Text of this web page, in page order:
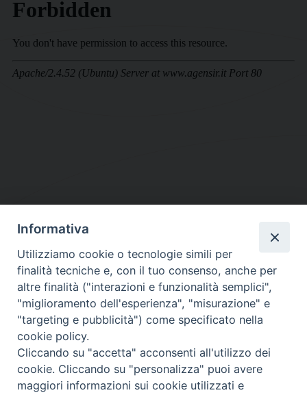
DIOCESI SUBURBICARIA DI ALBANO
Contatti:Tel.: 06.93268401 - Fax.: 06.9323844
E-mail:curia@diocesidialbano.it
Orari: dal Lunedì al Venerdì Ore: 9:00 - 13:00
Lunedì, Mercoledì e Venerdì, Ore 9:30 - 12:30
Informativa
Utilizziamo cookie o tecnologie simili per
finalità tecniche e, con il tuo consenso, anche per
altre finalità ("interazioni e funzionalità semplici",
"miglioramento dell'esperienza", "misurazione" e
"targeting e pubblicità") come specificato nella
cookie policy.
Cliccando su "accetta" acconsenti all'utilizzo dei
cookie. Cliccando su "personalizza" puoi avere
maggiori informazioni sui cookie utilizzati e